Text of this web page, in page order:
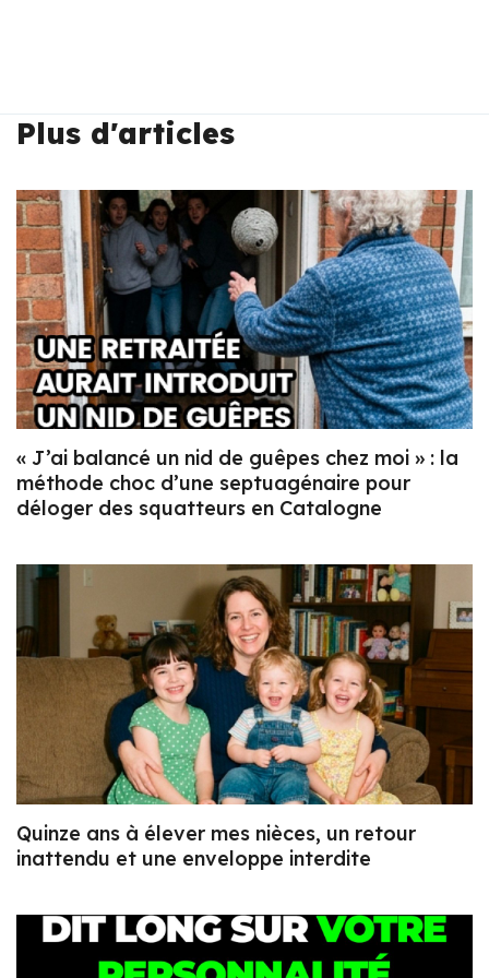
Plus d'articles
« J’ai balancé un nid de guêpes chez moi » : la
méthode choc d’une septuagénaire pour
déloger des squatteurs en Catalogne
Quinze ans à élever mes nièces, un retour
inattendu et une enveloppe interdite